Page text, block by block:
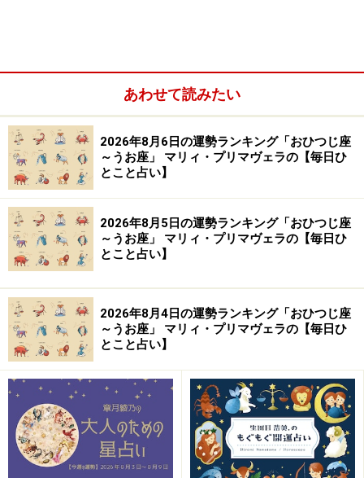
Amazonで占い関連の商品をチェック！
楽天市場で占い関連の商品をチェック！
あわせて読みたい
2026年8月6日の運勢ランキング「おひつじ座
～うお座」 マリィ・プリマヴェラの【毎日ひ
とこと占い】
2026年8月5日の運勢ランキング「おひつじ座
～うお座」 マリィ・プリマヴェラの【毎日ひ
とこと占い】
2026年8月4日の運勢ランキング「おひつじ座
～うお座」 マリィ・プリマヴェラの【毎日ひ
とこと占い】